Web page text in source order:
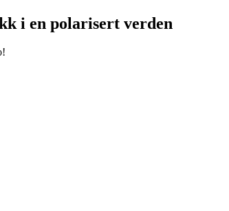
i en polarisert verden